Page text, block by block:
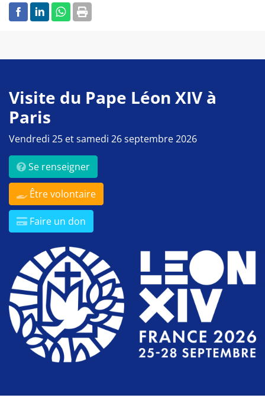
Visite du Pape Léon XIV à
Paris
Vendredi 25 et samedi 26 septembre 2026
Se renseigner
Être volontaire
Faire un don